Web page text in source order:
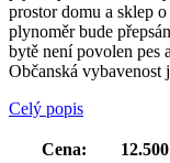
prostor domu a sklep
plynoměr bude
bytě není povolen pes
Občanská vybavenost
Celý popis
Cena: